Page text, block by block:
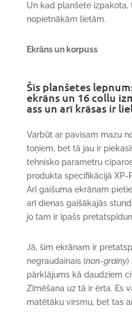
Un kad planšete
nopietnākām lietām.
Ekrāns un korpuss
Šīs planšetes
ekrāns un 16 collu
ass un arī krāsas ir
Varbūt ar pavisam mazu
toņiem, bet tā jau ir
tehnisko parametru
produkta specifikācijā XP-
Arī gaišuma ekrānam
arī dienas gaišākajās
jo tam ir īpašs
Jā, šim ekrānam ir
negraudainais (non-grainy)
pārklājums kā daudziem
Zīmēšana uz tā ir ērta. Es
matētāku virsmu, bet tas